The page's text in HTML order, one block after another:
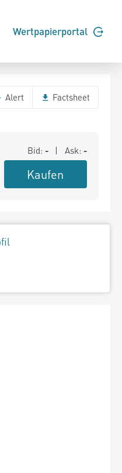
Wertpapierportal
Alert Factsheet
Bid: - | Ask: -
Kaufen